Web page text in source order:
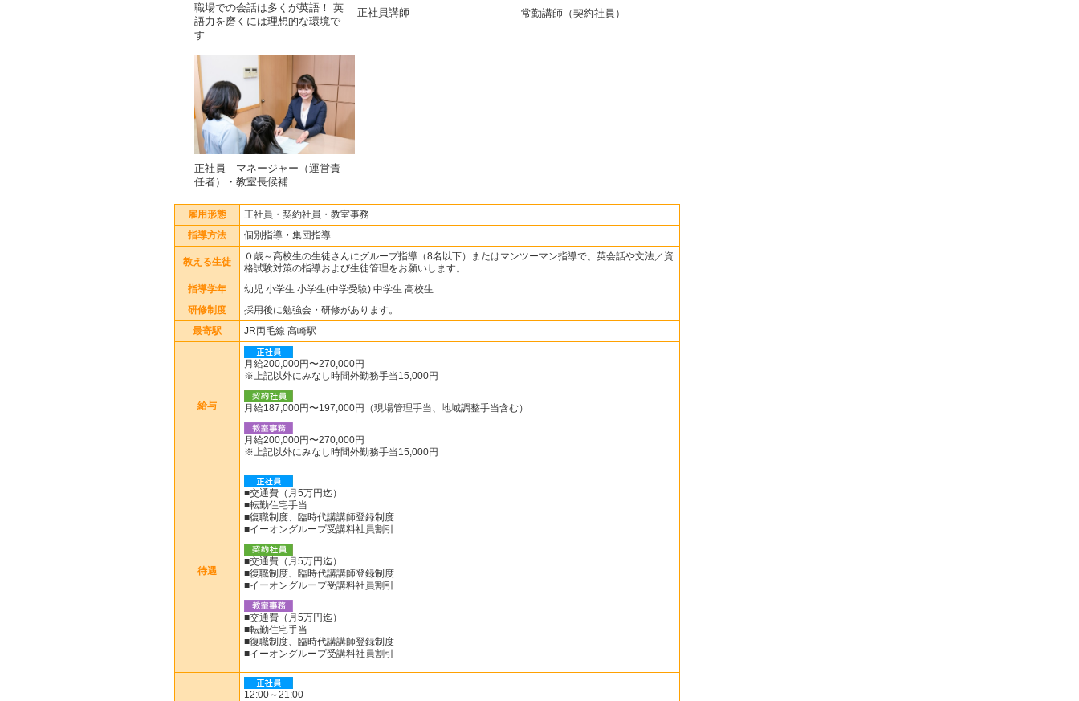
職場での会話は多くが英語！ 英
語力を磨くには理想的な環境で
す
正社員講師 常勤講師（契約社員）
正社員 マネージャー（運営責
任者）・教室長候補
雇用形態 正社員・契約社員・教室事務
指導方法 個別指導・集団指導
教える生徒
０歳～高校生の生徒さんにグループ指導（8名以下）またはマンツーマン指導で、英会話や文法／資
格試験対策の指導および生徒管理をお願いします。
指導学年 幼児 小学生 小学生(中学受験) 中学生 高校生
研修制度 採用後に勉強会・研修があります。
最寄駅 JR両毛線 高崎駅
給与
月給200,000円〜270,000円
※上記以外にみなし時間外勤務手当15,000円
月給187,000円〜197,000円（現場管理手当、地域調整手当含む）
月給200,000円〜270,000円
※上記以外にみなし時間外勤務手当15,000円
待遇
■交通費（月5万円迄）
■転勤住宅手当
■復職制度、臨時代講講師登録制度
■イーオングループ受講料社員割引
■交通費（月5万円迄）
■復職制度、臨時代講講師登録制度
■イーオングループ受講料社員割引
■交通費（月5万円迄）
■転勤住宅手当
■復職制度、臨時代講講師登録制度
■イーオングループ受講料社員割引
12:00～21:00